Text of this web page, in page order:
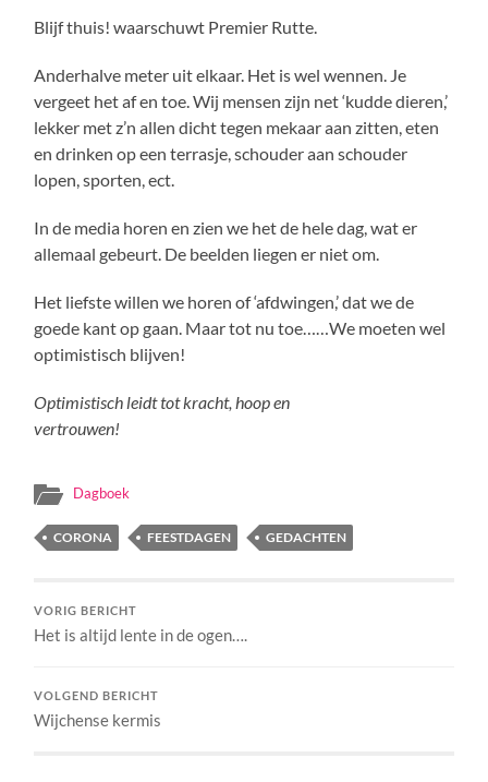
Blijf thuis! waarschuwt Premier Rutte.
Anderhalve meter uit elkaar. Het is wel wennen. Je
vergeet het af en toe. Wij mensen zijn net ‘kudde dieren,’
lekker met z’n allen dicht tegen mekaar aan zitten, eten
en drinken op een terrasje, schouder aan schouder
lopen, sporten, ect.
In de media horen en zien we het de hele dag, wat er
allemaal gebeurt. De beelden liegen er niet om.
Het liefste willen we horen of ‘afdwingen,’ dat we de
goede kant op gaan. Maar tot nu toe……We moeten wel
optimistisch blijven!
Optimistisch leidt tot kracht, hoop en
vertrouwen!
Dagboek
CORONA FEESTDAGEN GEDACHTEN
VORIG BERICHT
Het is altijd lente in de ogen….
VOLGEND BERICHT
Wijchense kermis